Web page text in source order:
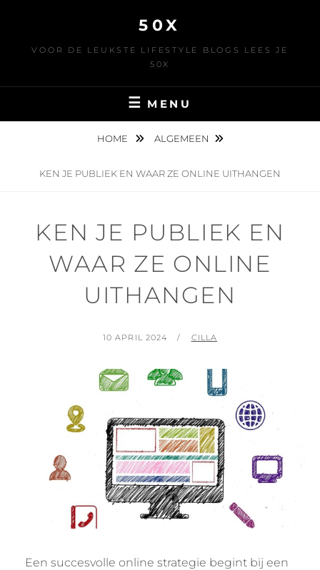
content
50X
VOOR DE LEUKSTE LIFESTYLE BLOGS LEES JE
50X
MENU
HOME ALGEMEEN
KEN JE PUBLIEK EN WAAR ZE ONLINE UITHANGEN
KEN JE PUBLIEK EN
WAAR ZE ONLINE
UITHANGEN
POSTED
10 APRIL 2024 BY
CILLA
Een succesvolle online strategie begint bij een